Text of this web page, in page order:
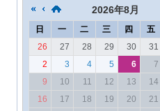
2026年8月
日 一 二 三 四 五
26
27 28 29 30 31
2
3 4 5 6 7
9
10 11 12 13 14
16
17 18 19 20 21